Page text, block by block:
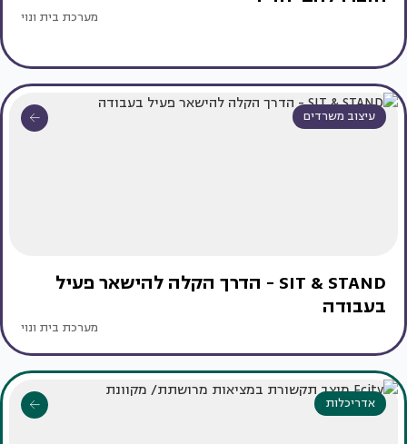
מערכת בית ונוי
עיצוב משרדים
SIT & STAND - הדרך הקלה להישאר פעיל
בעבודה
מערכת בית ונוי
אדריכלות